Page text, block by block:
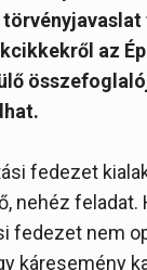
az
fedezet
nehéz feladat.
fedezet nem
káresemény